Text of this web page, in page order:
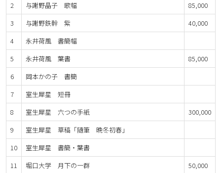
2
与謝野晶子 歌幅
85,000
3
与謝野鉄幹 紫
40,000
4
永井荷風 書簡幅
5
永井荷風 葉書
85,000
6
岡本かの子 書簡
7
室生犀星 短冊
8
室生犀星 六つの手紙
300,000
9
室生犀星 草稿「随筆 晩冬初春」
10
室生犀星 書簡・葉書
11
堀口大学 月下の一群
50,000